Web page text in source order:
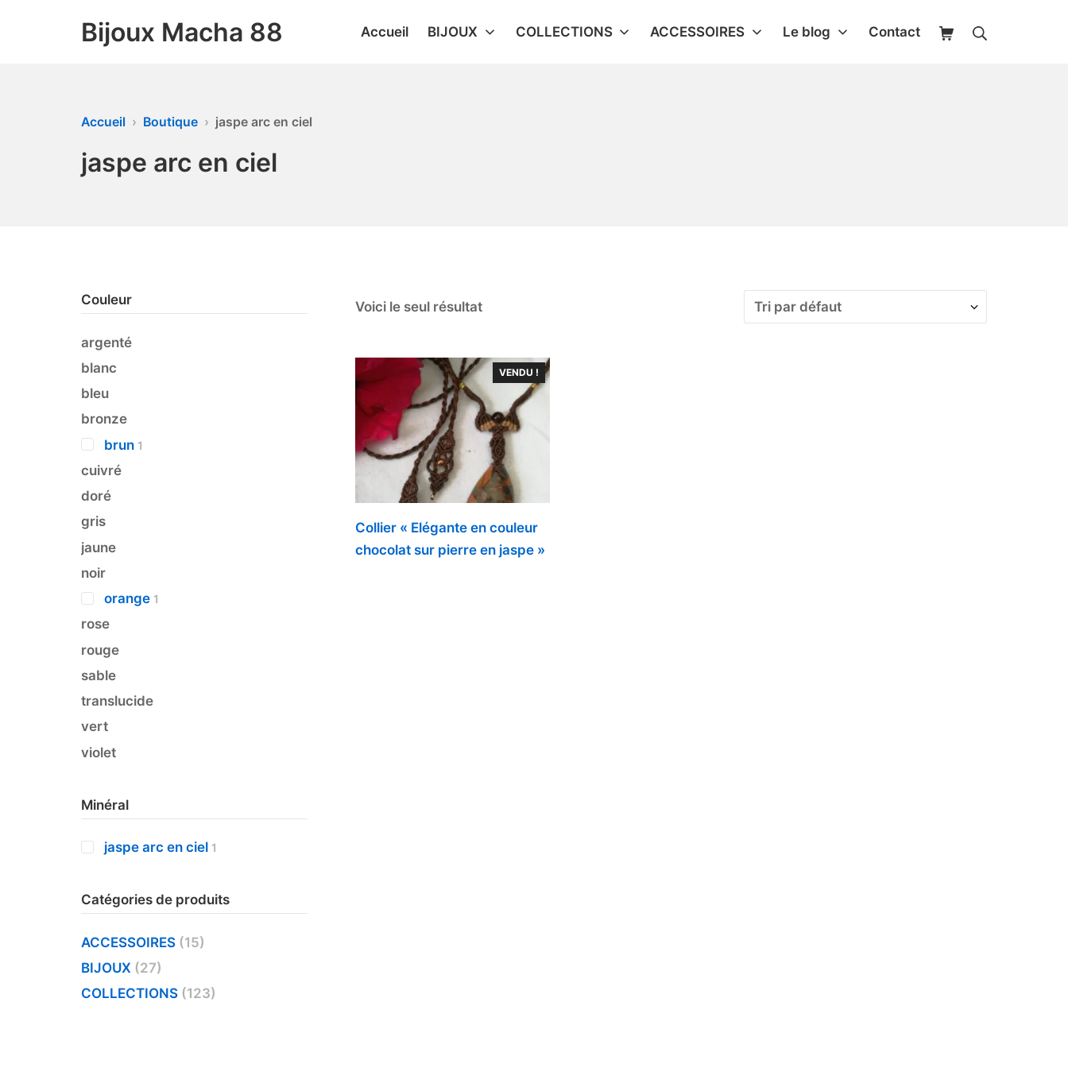
Bijoux Macha 88 Accueil BIJOUX COLLECTIONS ACCESSOIRES Le blog Contact
Accueil Boutique jaspe arc en ciel
jaspe arc en ciel
Voici le seul résultat
VENDU !
Collier « Elégante en couleur
chocolat sur pierre en jaspe »
Couleur
argenté
blanc
bleu
bronze
brun 1
cuivré
doré
gris
jaune
noir
orange 1
rose
rouge
sable
translucide
vert
violet
Minéral
jaspe arc en ciel 1
Catégories de produits
ACCESSOIRES (15)
BIJOUX (27)
COLLECTIONS (123)